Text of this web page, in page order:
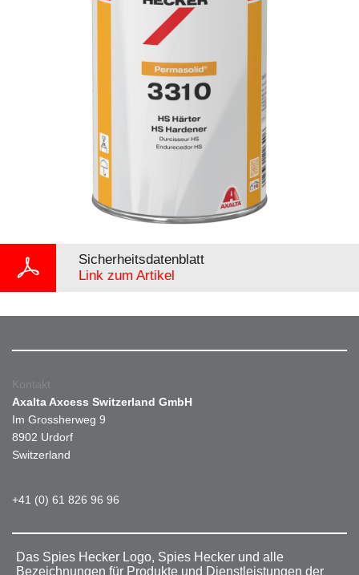
Sicherheitsdatenblatt
Link zum Artikel
Kontakt
Axalta Axcess Switzerland GmbH
Im Grossherweg 9
8902 Urdorf
Switzerland
+41 (0) 61 826 96 96
Das Spies Hecker Logo, Spies Hecker und alle
Bezeichnungen für Produkte und Dienstleistungen der